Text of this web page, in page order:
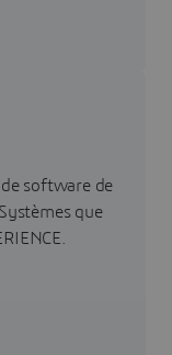
software de
que